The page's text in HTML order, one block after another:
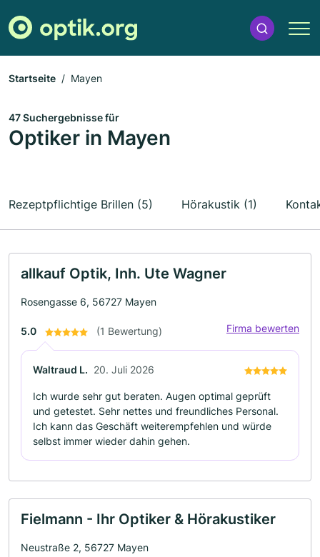
Startseite Mayen
47 Suchergebnisse für
Optiker in Mayen
Rezeptpflichtige Brillen (5) Hörakustik (1)
allkauf Optik, Inh. Ute Wagner
Rosengasse 6, 56727 Mayen
5.0 (1 Bewertung) Firma bewerten
Waltraud L. 20. Juli 2026
Ich wurde sehr gut beraten. Augen optimal geprüft
und getestet. Sehr nettes und freundliches Personal.
Ich kann das Geschäft weiterempfehlen und würde
selbst immer wieder dahin gehen.
Fielmann - Ihr Optiker & Hörakustiker
Neustraße 2, 56727 Mayen